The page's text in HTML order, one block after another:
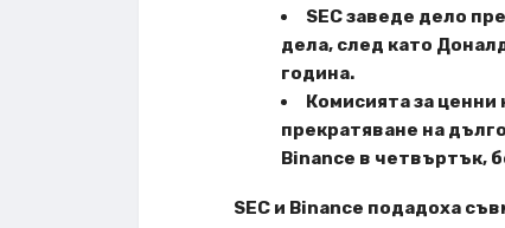
SEC заведе дело
дела, след като
година.
Комисията за
прекратяване на
Binance в четвъртък,
SEC и Binance подадоха